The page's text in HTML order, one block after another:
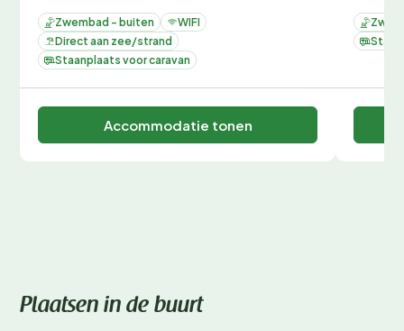
Zwembad - buiten
WIFI
Direct aan zee/strand
Staanplaats voor caravan
Accommodatie tonen
Plaatsen in de buurt